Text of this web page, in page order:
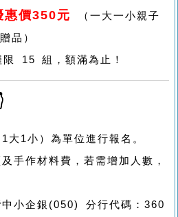
惠價350元
（一大一小親子
品）
限 15 組，額滿為止！
大1小）為單位進行報名。
手作材料費，若需增加人數，
中小企銀(050) 分行代碼：360